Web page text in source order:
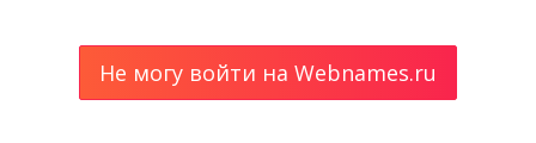
Не могу войти на Webnames.ru